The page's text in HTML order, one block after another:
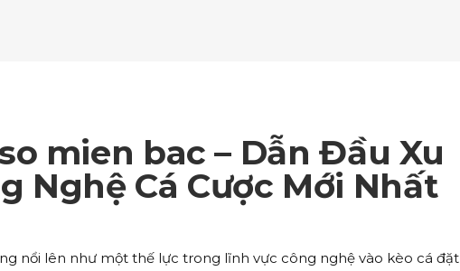
Separators Video Button
Google Maps
Image Gallery
Separators
Testimonials
Video Button
mien bac – Dẫn Đầu Xu
Nghệ Cá Cược Mới Nhất
nổi lên như một thế lực trong lĩnh vực công nghệ vào kèo cá đặt